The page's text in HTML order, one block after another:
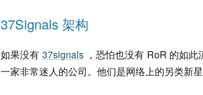
37Signals 架构
如果没有 37signals，恐怕也没有 RoR 的如此
一家非常迷人的公司。他们是网络上的另类新星